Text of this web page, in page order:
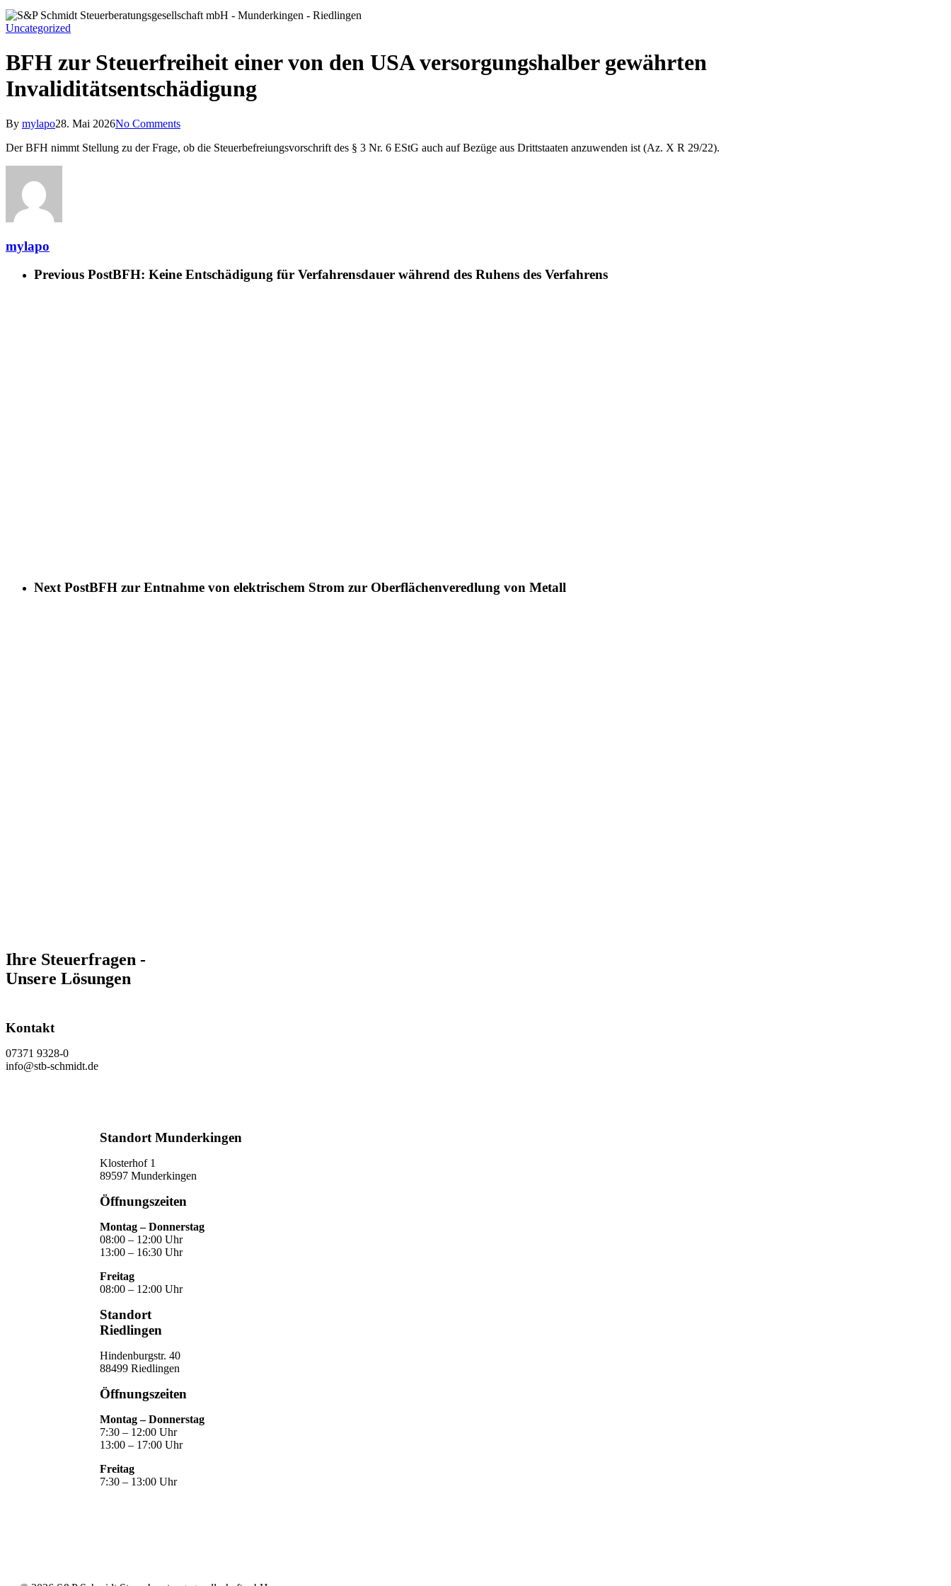
Uncategorized
BFH zur Steuerfreiheit einer von den USA versorgungshalber gewährten
Invaliditätsentschädigung
By mylapo28. Mai 2026No Comments
Der BFH nimmt Stellung zu der Frage, ob die Steuerbefreiungsvorschrift des § 3 Nr. 6 EStG auch auf Bezüge aus Drittstaaten anzuwenden ist (Az. X R 29/22).
mylapo
Previous PostBFH: Keine Entschädigung für Verfahrensdauer während des Ruhens des Verfahrens
Next PostBFH zur Entnahme von elektrischem Strom zur Oberflächenveredlung von Metall
Ihre Steuerfragen -
Unsere Lösungen
Kontakt
07371 9328-0
info@stb-schmidt.de
Standort Munderkingen
Klosterhof 1
89597 Munderkingen
Öffnungszeiten
Montag – Donnerstag
08:00 – 12:00 Uhr
13:00 – 16:30 Uhr
Freitag
08:00 – 12:00 Uhr
Standort
Riedlingen
Hindenburgstr. 40
88499 Riedlingen
Öffnungszeiten
Montag – Donnerstag
7:30 – 12:00 Uhr
13:00 – 17:00 Uhr
Freitag
7:30 – 13:00 Uhr